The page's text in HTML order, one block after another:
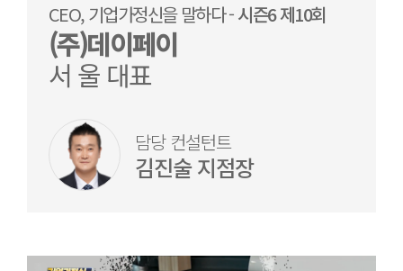
CEO, 기업가정신을 말하다 -시즌6 제10회
(주)데이페이
서 울 대표
담당 컨설턴트
김진술 지점장